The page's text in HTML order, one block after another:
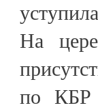
На
по КБР